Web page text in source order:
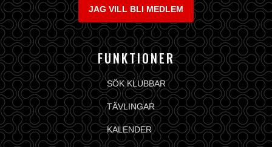
JAG VILL BLI MEDLEM
FUNKTIONER
SÖK KLUBBAR
TÄVLINGAR
KALENDER